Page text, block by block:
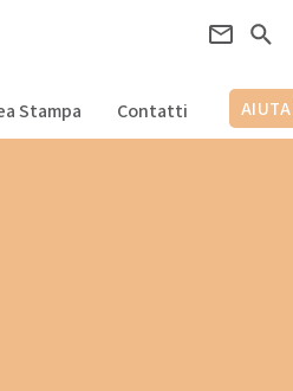
Stampa Contatti AIUTA